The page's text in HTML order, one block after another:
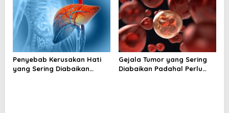
Penyebab Kerusakan Hati
yang Sering Diabaikan
Gejala Tumor yang Sering
Diabaikan Padahal Perlu